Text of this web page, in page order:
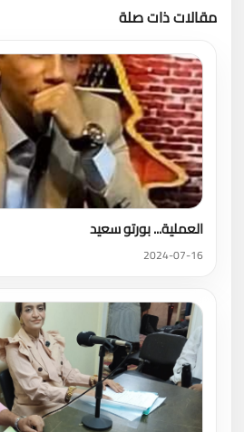
مقالات ذات صلة
العملية... بورتو سعيد
2024-07-16